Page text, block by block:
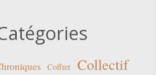
Coffret
Collectif